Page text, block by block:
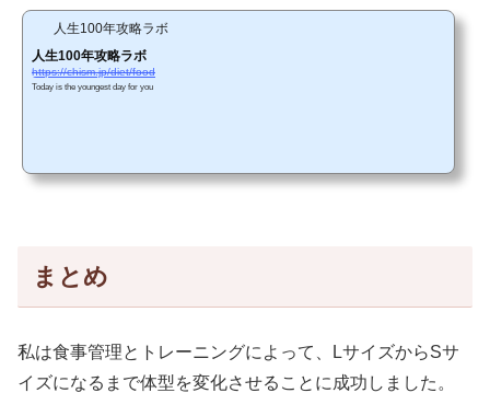
人生100年攻略ラボ
人生100年攻略ラボ
https://chism.jp/diet/food
Today is the youngest day for you
まとめ
私は食事管理とトレーニングによって、LサイズからSサ
イズになるまで体型を変化させることに成功しました。